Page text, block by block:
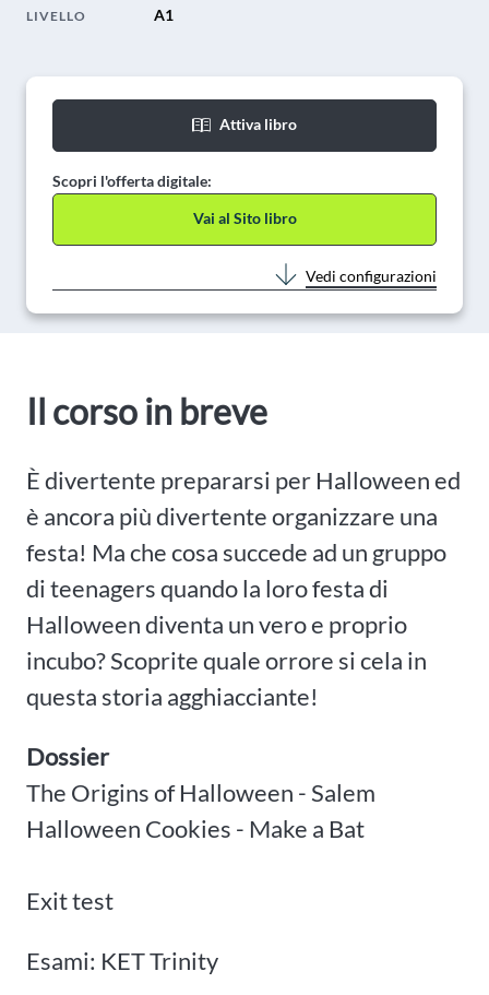
LIVELLO A1
Attiva libro
Scopri l'offerta digitale:
Vai al Sito libro
Vedi configurazioni
Il corso in breve
È divertente prepararsi per Halloween ed
è ancora più divertente organizzare una
festa! Ma che cosa succede ad un gruppo
di teenagers quando la loro festa di
Halloween diventa un vero e proprio
incubo? Scoprite quale orrore si cela in
questa storia agghiacciante!
Dossier
The Origins of Halloween - Salem
Halloween Cookies - Make a Bat
Exit test
Esami: KET Trinity